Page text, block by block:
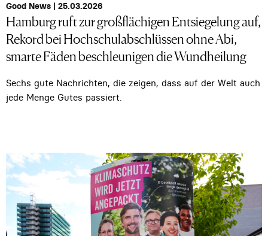
Good News | 25.03.2026
Hamburg ruft zur großflächigen Entsiegelung auf,
Rekord bei Hochschulabschlüssen ohne Abi,
smarte Fäden beschleunigen die Wundheilung
Sechs gute Nachrichten, die zeigen, dass auf der Welt auch
jede Menge Gutes passiert.